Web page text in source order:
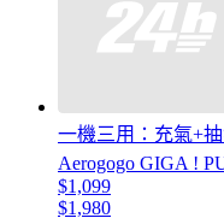
一機三用：充氣+
Aerogogo GIGA !
$1,099
$1,980